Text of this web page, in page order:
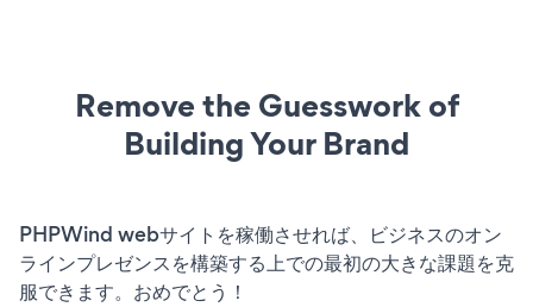
Remove the Guesswork of
Building Your Brand
PHPWind webサイトを稼働させれば、ビジネスのオン
ラインプレゼンスを構築する上での最初の大きな課題を克
服できます。おめでとう！